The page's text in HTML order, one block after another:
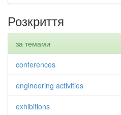
Розкриття
за темами
conferences
engineering activities
exhibitions